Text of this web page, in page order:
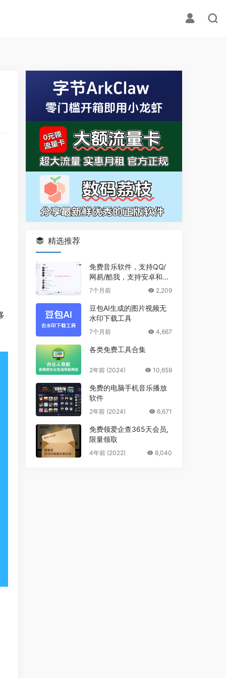
精选推荐
免费音乐软件，支持QQ/
网易/酷我，支持安卓和Wi
ndows平台
7个月前 2,209
豆包AI生成的图片视频无
水印下载工具
7个月前 4,667
各类免费工具合集
2年前 (2024) 10,659
免费的电脑手机音乐播放
软件
2年前 (2024) 6,671
免费领爱企查365天会员,
限量领取
4年前 (2022) 8,040